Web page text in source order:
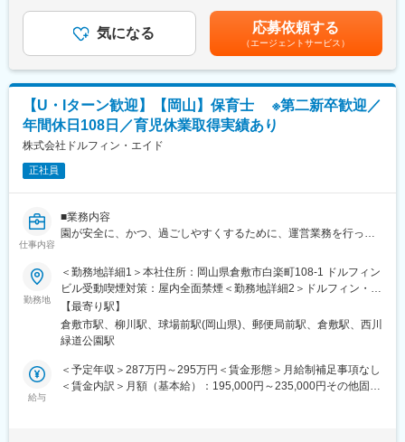
ションの考え方を当社から実践し、努力いたします。当社の実践
を施設から、町全体へ日本中へとつなげ、拡げてまいります。
・ノーマライゼーションの考え方に共感できる方
・実行する努力ができる方
・自らのステップアップ、キャリアアップに前向きに取り組める
方
無＞有＜残業手当＞有＜給与補足＞■昇給：過去実績500円～■賞
与：なし■固定残業代：68000円（時間外・休日・深夜割増を含
む）賃金はあくまでも目安の金額であり、選考を通じて上下する
可能性があります。月給(月額)は固定手当を含めた表記です。
気になる 応募依頼する
（エージェントサービス）
【U・Iターン歓迎】【岡山】保育士 ※第二新卒歓迎／
年間休日108日／育児休業取得実績あり
株式会社ドルフィン・エイド
正社員
仕事内容
■業務内容
園が安全に、かつ、過ごしやすくするために、運営業務を行って
・給与額や経費などの管理
・園内の設備の安全確認
・毎日の給食の検食
・保護者からのクレーム対応や相談
・保育士の面接 など
■当社が目指す未来：
「皆に優しく、共に楽しく」といった基本理念のもと、幼児から
勤務地
＜勤務地詳細1＞本社住所：岡山県倉敷市白楽町108-1 ドルフィン
ビル受動喫煙対策：屋内全面禁煙＜勤務地詳細2＞ドルフィン・メ
イトこども園 中山下住所：岡山県岡山市北区中山下1-6-5 受動喫
煙対策：屋内全面禁煙
【最寄り駅】
倉敷市駅、柳川駅、球場前駅(岡山県)、郵便局前駅、倉敷駅、西川
緑道公園駅
給与
＜予定年収＞287万円～295万円＜賃金形態＞月給制補足事項なし
＜賃金内訳＞月額（基本給）：195,000円～235,000円その他固定